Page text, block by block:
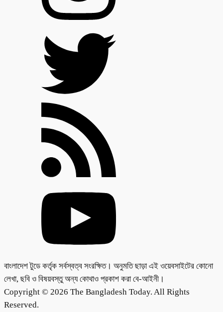
বাংলাদেশ টুডে কর্তৃক সর্বস্বত্ব সংরক্ষিত। অনুমতি ছাড়া এই ওয়েবসাইটের কোনো
লেখা, ছবি ও বিষয়বস্তু অন্য কোথাও প্রকাশ করা বে-আইনী।
Copyright © 2026 The Bangladesh Today. All Rights
Reserved.